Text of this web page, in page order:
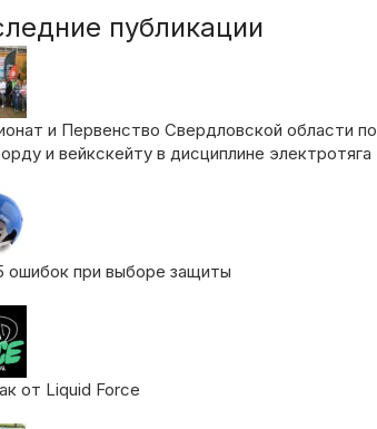
публикации
и Первенство Свердловской области по
и вейкскейту в дисциплине электротяга
ошибок при выборе защиты
от Liquid Force